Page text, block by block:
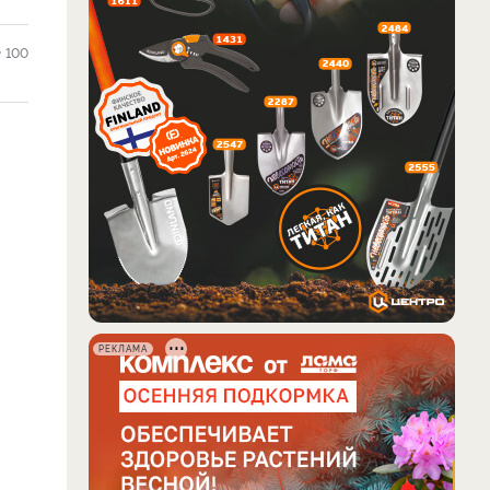
100
РЕКЛАМА